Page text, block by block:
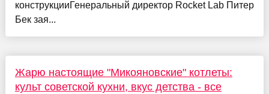
конструкцииГенеральный директор Rocket Lab Питер
Бек зая...
Жарю настоящие "Микояновские" котлеты:
культ советской кухни, вкус детства - все